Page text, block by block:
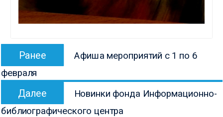
Навигация
записям
Ранее Предыдущая
запись:
Афиша мероприятий с 1 по 6
февраля
Далее Следующая
запись:
Новинки фонда Информационно-
библиографического центра